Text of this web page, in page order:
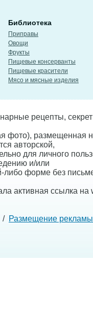
Библиотека
Приправы
Овощи
Фрукты
Пищевые консерванты
Пищевые красители
Мясо и мясные изделия
рецепты,
фото), размещенная
авторской,
для личного
и/или
либо форме без
активная ссылка на
/ Размещение рекламы